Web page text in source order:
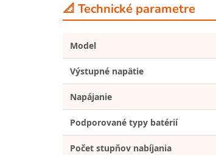
📐 Technické parametre
Model
Výstupné napätie
Napájanie
Podporované typy batérií
Počet stupňov nabíjania